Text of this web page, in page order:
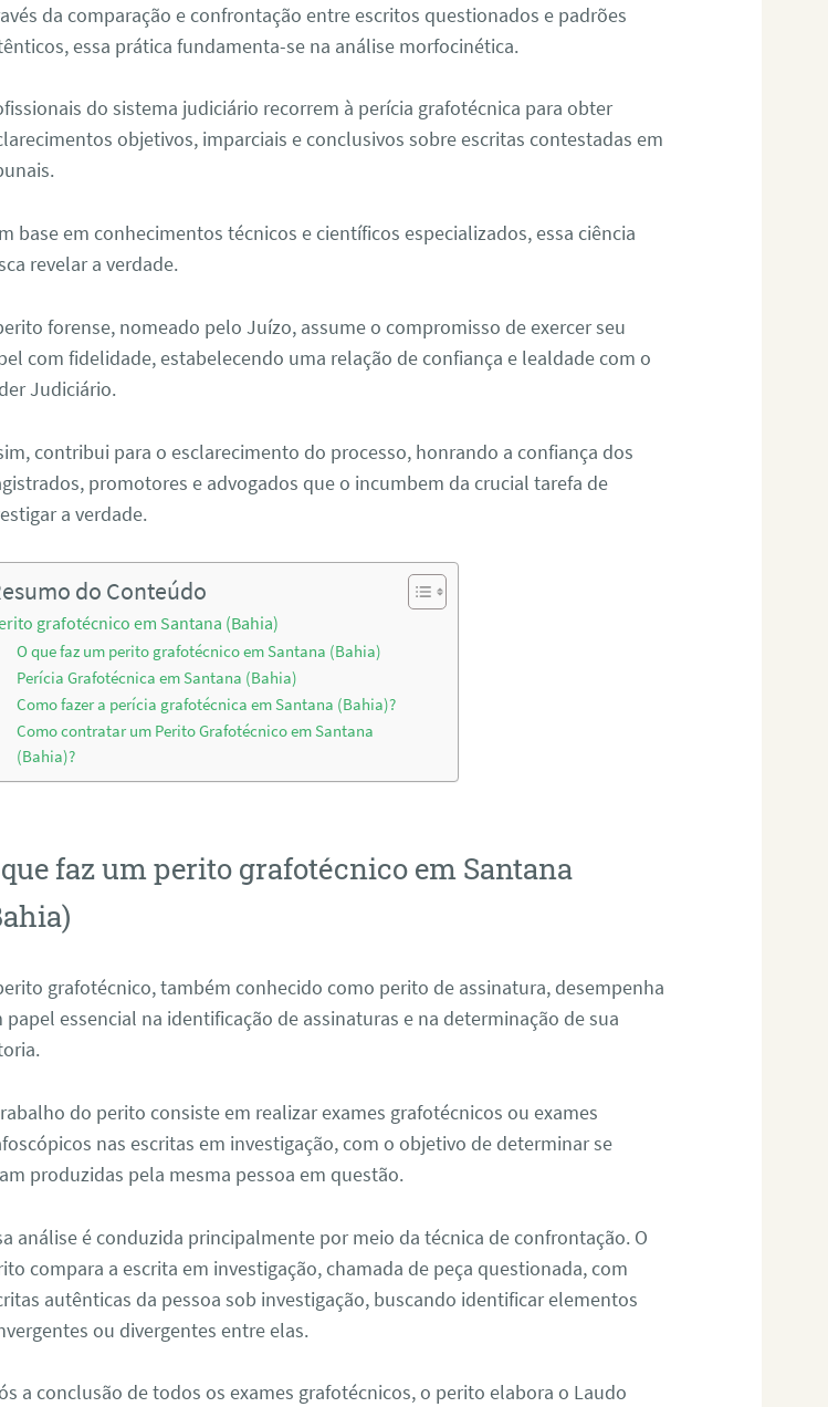
da comparação e confrontação entre escritos questionados e padrões
essa prática fundamenta-se na análise morfocinética.
do sistema judiciário recorrem à perícia grafotécnica para obter
objetivos, imparciais e conclusivos sobre escritas contestadas em
base em conhecimentos técnicos e científicos especializados, essa ciência
revelar a verdade.
forense, nomeado pelo Juízo, assume o compromisso de exercer seu
com fidelidade, estabelecendo uma relação de confiança e lealdade com o
Judiciário.
contribui para o esclarecimento do processo, honrando a confiança dos
promotores e advogados que o incumbem da crucial tarefa de
a verdade.
do Conteúdo
grafotécnico em Santana (Bahia)
O que faz um perito grafotécnico em Santana (Bahia)
Perícia Grafotécnica em Santana (Bahia)
Como fazer a perícia grafotécnica em Santana (Bahia)?
Como contratar um Perito Grafotécnico em Santana
(Bahia)?
que faz um perito grafotécnico em Santana
grafotécnico, também conhecido como perito de assinatura, desempenha
papel essencial na identificação de assinaturas e na determinação de sua
do perito consiste em realizar exames grafotécnicos ou exames
nas escritas em investigação, com o objetivo de determinar se
produzidas pela mesma pessoa em questão.
análise é conduzida principalmente por meio da técnica de confrontação. O
compara a escrita em investigação, chamada de peça questionada, com
autênticas da pessoa sob investigação, buscando identificar elementos
ou divergentes entre elas.
a conclusão de todos os exames grafotécnicos, o perito elabora o Laudo